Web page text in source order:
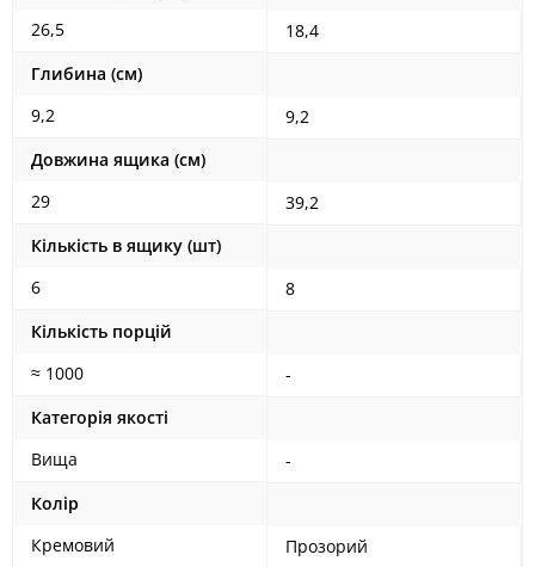
26,5
Глибина (см)
9,2
Довжина ящика (см)
29
Кількість в ящику (шт)
6
Кількість порцій
≈ 1000
Категорія якості
Вища
Колір
Кремовий
18,4
9,2
39,2
8
-
-
Прозорий